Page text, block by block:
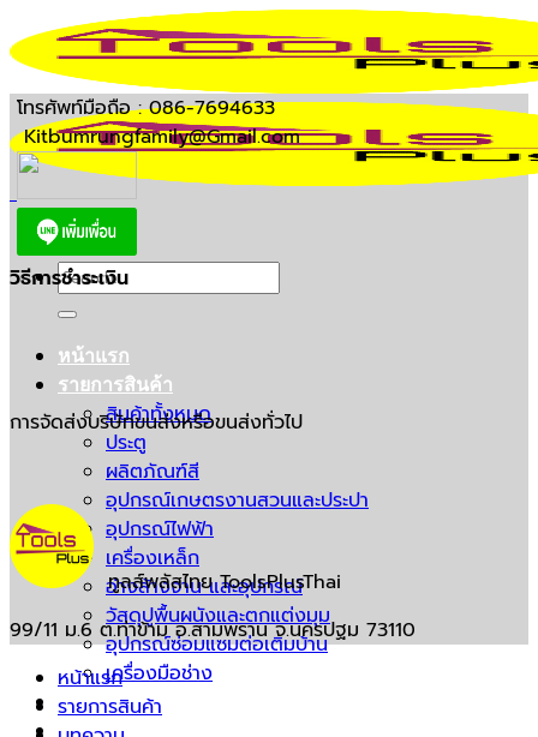
to
content
Search
for:
หน้าแรก
รายการสินค้า
สินค้าทั้งหมด
ประตู
ผลิตภัณฑ์สี
อุปกรณ์เกษตรงานสวนและประปา
อุปกรณ์ไฟฟ้า
เครื่องเหล็ก
อ่างล้างจาน และอุปกรณ์
วัสดุปูพื้นผนังและตกแต่งมุม
อุปกรณ์ซ่อมแซมต่อเติมบ้าน
เครื่องมือช่าง
บทความ
ติดต่อเรา
โทรศัพท์มือถือ : 086-7694633
Kitbumrungfamily@Gmail.com
วิธีการชำระเงิน
การจัดส่งบริษัทขนส่งหรือขนส่งทั่วไป
ทูลส์พลัสไทย ToolsPlusThai
99/11 ม.6 ต.ท่าข้าม อ.สามพราน จ.นครปฐม 73110
หน้าแรก
รายการสินค้า